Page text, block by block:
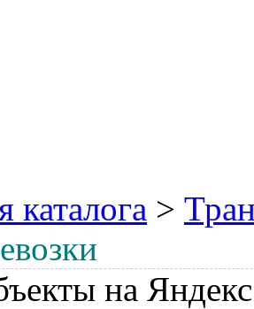
каталога >
на